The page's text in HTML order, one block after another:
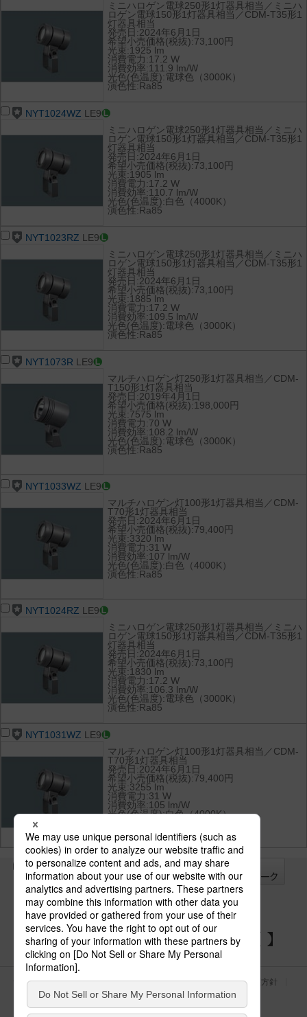
ミニハロゲン電球250形1灯器具相当／ミニハ
ロゲン電球150形1灯器具相当／CDM-T35形1
灯器具相当
発売日:2024年6月1日
希望小売価格(税抜):73,100円
光束:1925 lm
消費電力:17.2 W
消費効率:111.9 lm/W
光色(色温度):電球色（3000K）
演色性:Ra85
NYT1024WZ LE9
ミニハロゲン電球250形1灯器具相当／ミニハ
ロゲン電球150形1灯器具相当／CDM-T35形1
灯器具相当
発売日:2024年6月1日
希望小売価格(税抜):73,100円
光束:1905 lm
消費電力:17.2 W
消費効率:110.7 lm/W
光色(色温度):白色（4000K）
演色性:Ra85
NYT1023RZ LE9
ミニハロゲン電球250形1灯器具相当／ミニハ
ロゲン電球150形1灯器具相当／CDM-T35形1
灯器具相当
発売日:2024年6月1日
希望小売価格(税抜):73,100円
光束:1885 lm
消費電力:17.2 W
消費効率:109.5 lm/W
光色(色温度):電球色（3000K）
演色性:Ra85
NYT1073R LE9
マルチハロゲン灯250形1灯器具相当／CDM-
T150形1灯器具相当
発売日:2019年4月1日
希望小売価格(税抜):198,000円
光束:7575 lm
消費電力:70 W
消費効率:108.2 lm/W
光色(色温度):電球色（3000K）
演色性:Ra85
NYT1033WZ LE9
マルチハロゲン灯100形1灯器具相当／CDM-
T70形1灯器具相当
発売日:2024年6月1日
希望小売価格(税抜):79,400円
光束:3320 lm
消費電力:31 W
消費効率:107 lm/W
光色(色温度):白色（4000K）
演色性:Ra85
NYT1024RZ LE9
ミニハロゲン電球250形1灯器具相当／ミニハ
ロゲン電球150形1灯器具相当／CDM-T35形1
灯器具相当
発売日:2024年6月1日
希望小売価格(税抜):73,100円
光束:1830 lm
消費電力:17.2 W
消費効率:106.3 lm/W
光色(色温度):電球色（3000K）
演色性:Ra85
NYT1031WZ LE9
マルチハロゲン灯100形1灯器具相当／CDM-
T70形1灯器具相当
発売日:2024年6月1日
希望小売価格(税抜):79,400円
光束:3255 lm
消費電力:31 W
消費効率:105 lm/W
光色(色温度):白色（4000K）
全て
チェック
チェック
した器具を
パナソニックの電気設備 SNSアカウント
サイトのご利用にあたって クッキーポリシー
個人情報保護方針
パナソニック ホールディングス